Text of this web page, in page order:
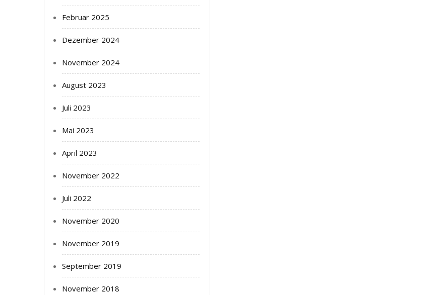
Februar 2025
Dezember 2024
November 2024
August 2023
Juli 2023
Mai 2023
April 2023
November 2022
Juli 2022
November 2020
November 2019
September 2019
November 2018